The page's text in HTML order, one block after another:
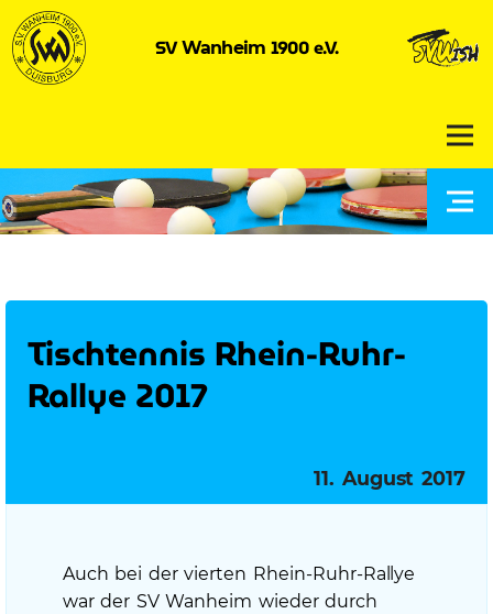
SVWanheim 1900 e.V.
Tischtennis Rhein-Ruhr-
Rallye 2017
Veröffentlicht
am
11. August 2017
Auch bei der vierten Rhein-Ruhr-Rallye
war der SV Wanheim wieder durch